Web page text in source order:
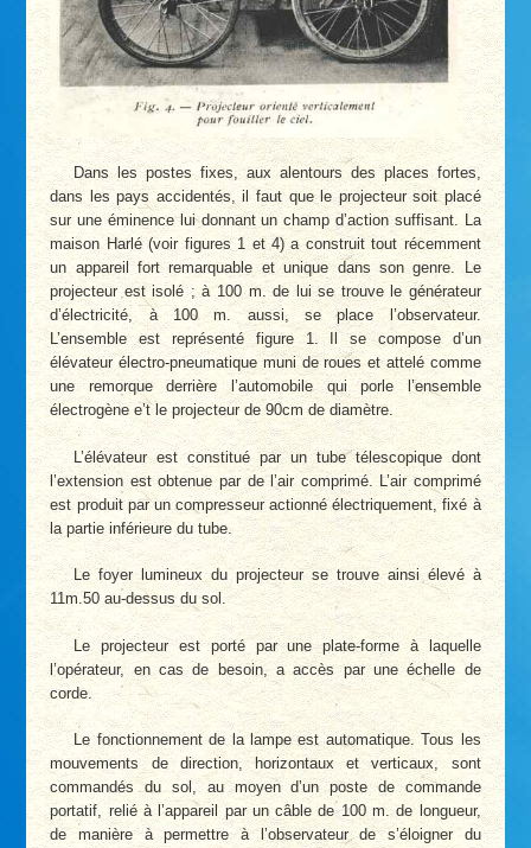
Dans les postes fixes, aux alentours des places fortes,
dans les pays accidentés, il faut que le projecteur soit placé
sur une éminence lui donnant un champ d’action suffisant. La
maison Harlé (voir figures 1 et 4) a construit tout récemment
un appareil fort remarquable et unique dans son genre. Le
projecteur est isolé ; à 100 m. de lui se trouve le générateur
d’électricité, à 100 m. aussi, se place l’observateur.
L’ensemble est représenté figure 1. Il se compose d’un
élévateur électro-pneumatique muni de roues et attelé comme
une remorque derrière l’automobile qui porle l’ensemble
électrogène e’t le projecteur de 90cm de diamètre.
L’élévateur est constitué par un tube télescopique dont
l’extension est obtenue par de l’air comprimé. L’air comprimé
est produit par un compresseur actionné électriquement, fixé à
la partie inférieure du tube.
Le foyer lumineux du projecteur se trouve ainsi élevé à
11m.50 au-dessus du sol.
Le projecteur est porté par une plate-forme à laquelle
l’opérateur, en cas de besoin, a accès par une échelle de
corde.
Le fonctionnement de la lampe est automatique. Tous les
mouvements de direction, horizontaux et verticaux, sont
commandés du sol, au moyen d’un poste de commande
portatif, relié à l’appareil par un câble de 100 m. de longueur,
de manière à permettre à l’observateur de s’éloigner du